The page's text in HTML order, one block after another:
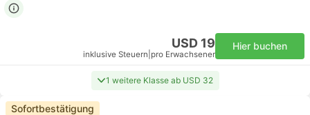
USD 19
inklusive Steuern pro Erwachsener
Hier buchen
1 weitere Klasse ab USD 32
Sofortbestätigung